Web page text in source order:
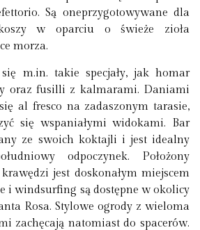
Są oneprzygotowywane dla
w oparciu o świeże zioła
morza.
m.in. takie specjały, jak homar
oraz fusilli z kalmarami. Daniami
al fresco na zadaszonym tarasie,
się wspaniałymi widokami. Bar
ze swoich koktajli i jest idealny
odpoczynek. Położony
jest doskonałym miejscem
i windsurfing są dostępne w okolicy
Rosa. Stylowe ogrody z wieloma
zachęcają natomiast do spacerów.